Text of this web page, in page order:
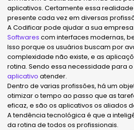
aplicativos. Certamente essa
presente cada vez em diversas
A Codificar pode ajudar a sua
Softwares com interfaces modernas,
Isso porque os usuários buscam por
complexidade não existe, e as
rotina. Sendo essa necessidade para o
aplicativo atender.
Dentro de varias profissões, há um
otimizar o tempo ao passo que as
eficaz, e são os aplicativos os aliados
A tendência tecnológica é que a
da rotina de todos os profissionais.